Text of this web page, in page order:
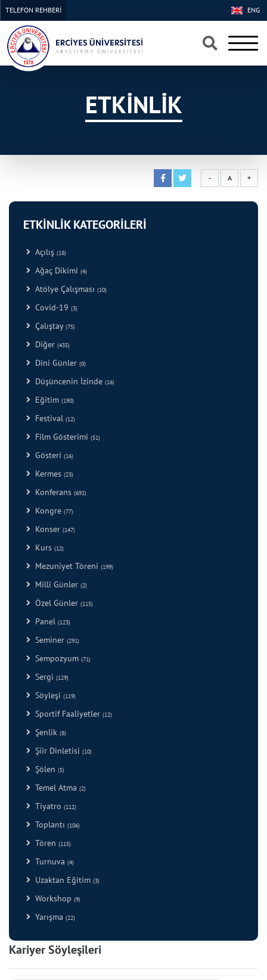
×
×
ENG
TELEFON REHBERİ
ETKİNLİK
- A +
ETKİNLİK KATEGORİLERİ
Açılış (18)
Ağaç Dikimi (4)
Atölye Çalışması (10)
Covid-19 (3)
Çalıştay (75)
Diğer (435)
Dini Günler (0)
Düşüncenin İzinde (16)
Eğitim (190)
Festival (12)
Film Gösterimi (51)
Gösteri (16)
Kermes (23)
Konferans (692)
Kongre (77)
Konser (147)
Kurs (12)
Mezuniyet Töreni (199)
Milli Günler (2)
Özel Günler (115)
Panel (123)
Seminer (291)
Sempozyum (71)
Sergi (129)
Söyleşi (119)
Sportif Faaliyetler (12)
Şenlik (8)
Şiir Dinletisi (10)
Şölen (5)
Temel Atma (2)
Tiyatro (112)
Toplantı (106)
Tören (115)
Turnuva (4)
Uzaktan Eğitim (3)
Workshop (9)
Yarışma (22)
Kariyer Söyleşileri